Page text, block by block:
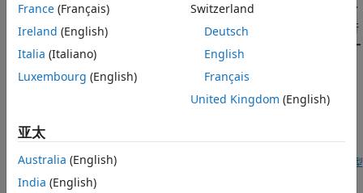
此模块的数值参数在标量扩展后必须具有相同的维度。如果选中了
将向量参数解释为一维向量
复选框，而数值参数在标量扩展后是行
将向量参数解释为一
维向量复选框，模块将输出与参数具有相同维数的信号。
大数定律的例证
打开模型
端口
France (Français)
Ireland (English)
Italia (Italiano)
Luxembourg (English)
Switzerland
Deutsch
English
Français
United Kingdom (English)
亚太
Australia (English)
India (English)